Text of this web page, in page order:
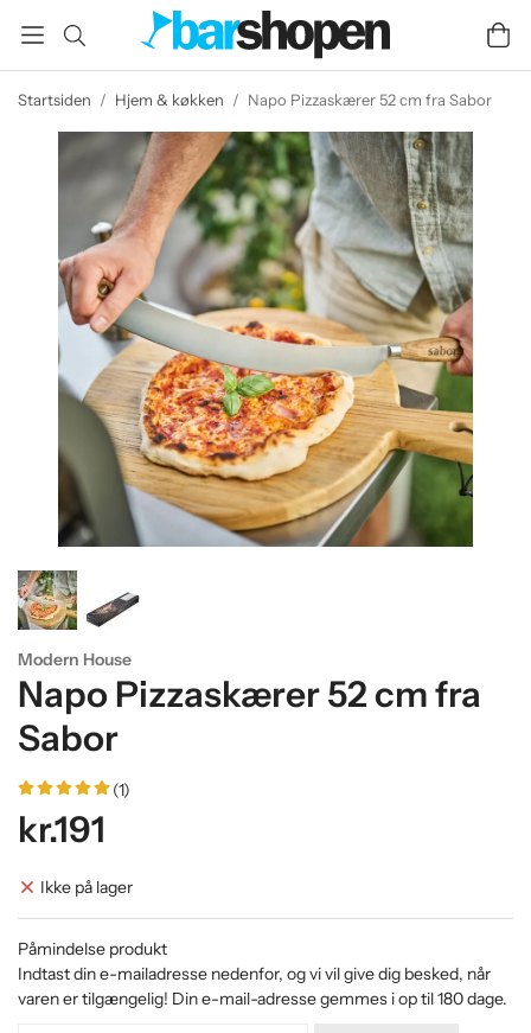
Startsiden / Hjem & køkken / Napo Pizzaskærer 52 cm fra Sabor
Modern House
Napo Pizzaskærer 52 cm fra
Sabor
(1)
kr.191
Ikke på lager
Påmindelse produkt
Indtast din e-mailadresse nedenfor, og vi vil give dig besked, når
varen er tilgængelig! Din e-mail-adresse gemmes i op til 180 dage.